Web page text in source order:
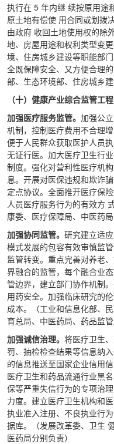
执行在 5 年内继 续按原用途
原土地有偿使 用合同或划拨
由政府 收回土地使用权的除
地、房屋用途和权利类型变
境、住房城乡建设等职能部
全既保障安全、又方便合理
部、生态环境部、住房城乡
（十）健康产业综合监管工程
加强医疗服务监管。 加强公
机制，控制医疗费用不合理
便于人民群众获取医护人员
无证行医。加大医疗卫生行
制度。强化对营利性医疗机
息。开展对医保违规和欺诈
定点协议。全面推开医疗保
人员医疗服务行为的有效方
康委、医疗保障局、中医药局
加强协同监管。 研究建立适
模式发展的包容有效审慎监
监管转变。重点完善对养老
界融合的监管，每个融合业
管边界，建立部门协作机制
用药安全。加强临床研究的
成本。（工业和信息化部、
育总局、中医药局、药品监管
加强诚信治理。 将医疗卫生
罚、抽检检查结果等信息纳
的信息推送至国家企业信用
医疗卫生和药品流通行业黑
保等严重失信行为的专项治
力度。建立医疗卫生机构和
执业准入注册、不良执业行
据库。（发展改革委、卫生
医药局分别负责）